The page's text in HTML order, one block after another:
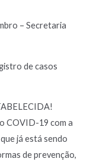
– Secretaria
de casos
COVID-19 com a
já está sendo
de prevenção,